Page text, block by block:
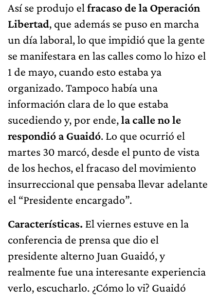
Así se produjo el fracaso de la Operación
Libertad, que además se puso en marcha
un día laboral, lo que impidió que la gente
se manifestara en las calles como lo hizo el
1 de mayo, cuando esto estaba ya
organizado. Tampoco había una
información clara de lo que estaba
sucediendo y, por ende,la calle no le
respondió a Guaidó. Lo que ocurrió el
martes 30 marcó, desde el punto de vista
de los hechos, el fracaso del movimiento
insurreccional que pensaba llevar adelante
el “Presidente encargado”.
Características. El viernes estuve en la
conferencia de prensa que dio el
presidente alterno Juan Guaidó, y
realmente fue una interesante experiencia
verlo, escucharlo. ¿Cómo lo vi? Guaidó